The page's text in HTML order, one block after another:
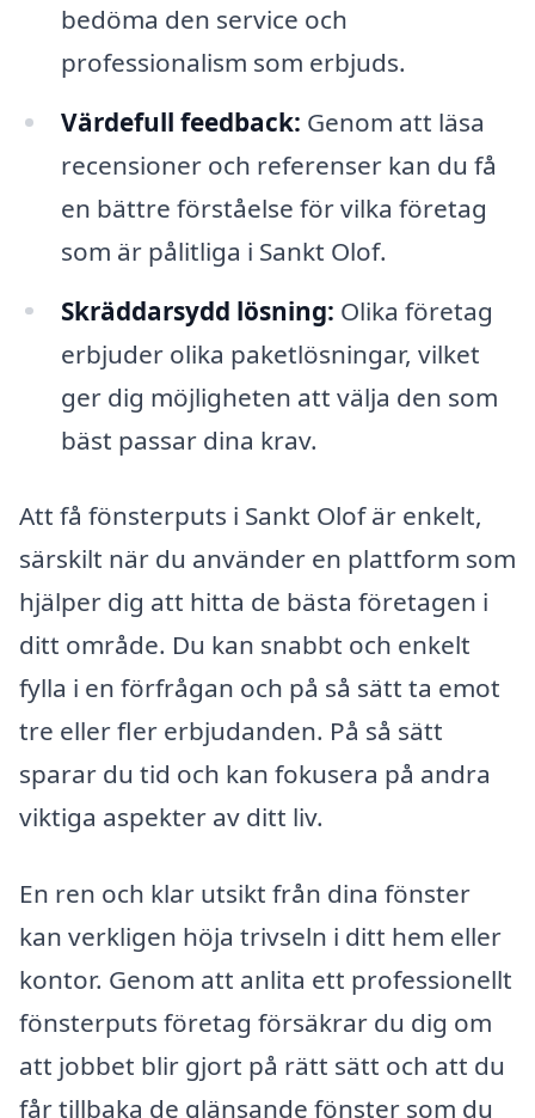
bedöma den service och
professionalism som erbjuds.
Värdefull feedback: Genom att läsa
recensioner och referenser kan du få
en bättre förståelse för vilka företag
som är pålitliga i Sankt Olof.
Skräddarsydd lösning: Olika företag
erbjuder olika paketlösningar, vilket
ger dig möjligheten att välja den som
bäst passar dina krav.
Att få fönsterputs i Sankt Olof är enkelt,
särskilt när du använder en plattform som
hjälper dig att hitta de bästa företagen i
ditt område. Du kan snabbt och enkelt
fylla i en förfrågan och på så sätt ta emot
tre eller fler erbjudanden. På så sätt
sparar du tid och kan fokusera på andra
viktiga aspekter av ditt liv.
En ren och klar utsikt från dina fönster
kan verkligen höja trivseln i ditt hem eller
kontor. Genom att anlita ett professionellt
fönsterputs företag försäkrar du dig om
att jobbet blir gjort på rätt sätt och att du
får tillbaka de glänsande fönster som du